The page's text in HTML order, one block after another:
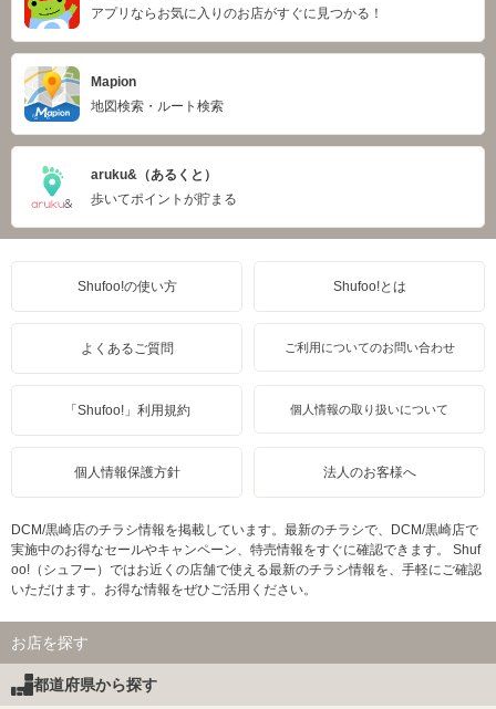
アプリならお気に入りのお店がすぐに見つかる！
Mapion
地図検索・ルート検索
aruku&（あるくと）
歩いてポイントが貯まる
Shufoo!の使い方 Shufoo!とは
よくあるご質問 ご利用についてのお問い合わせ
「Shufoo!」利用規約 個人情報の取り扱いについて
個人情報保護方針 法人のお客様へ
DCM/黒崎店のチラシ情報を掲載しています。最新のチラシで、DCM/黒崎店で
実施中のお得なセールやキャンペーン、特売情報をすぐに確認できます。 Shuf
oo!（シュフー）ではお近くの店舗で使える最新のチラシ情報を、手軽にご確認
いただけます。お得な情報をぜひご活用ください。
お店を探す
都道府県から探す